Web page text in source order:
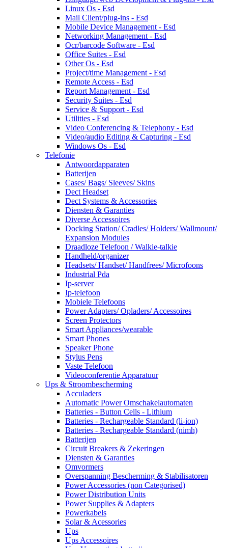
Linux Os - Esd
Mail Client/plug-ins - Esd
Mobile Device Management - Esd
Networking Management - Esd
Ocr/barcode Software - Esd
Office Suites - Esd
Other Os - Esd
Project/time Management - Esd
Remote Access - Esd
Report Management - Esd
Security Suites - Esd
Service & Support - Esd
Utilities - Esd
Video Conferencing & Telephony - Esd
Video/audio Editing & Capturing - Esd
Windows Os - Esd
Telefonie
Antwoordapparaten
Batterijen
Cases/ Bags/ Sleeves/ Skins
Dect Headset
Dect Systems & Accessories
Diensten & Garanties
Diverse Accessoires
Docking Station/ Cradles/ Holders/ Wallmount/
Expansion Modules
Draadloze Telefoon / Walkie-talkie
Handheld/organizer
Headsets/ Handset/ Handfrees/ Microfoons
Industrial Pda
Ip-server
Ip-telefoon
Mobiele Telefoons
Power Adapters/ Opladers/ Accessoires
Screen Protectors
Smart Appliances/wearable
Smart Phones
Speaker Phone
Stylus Pens
Vaste Telefoon
Videoconferentie Apparatuur
Ups & Stroombescherming
Acculaders
Automatic Power Omschakelautomaten
Batteries - Button Cells - Lithium
Batteries - Rechargeable Standard (li-ion)
Batteries - Rechargeable Standard (nimh)
Batterijen
Circuit Breakers & Zekeringen
Diensten & Garanties
Omvormers
Overspanning Bescherming & Stabilisatoren
Power Accessories (non Categorised)
Power Distribution Units
Power Supplies & Adapters
Powerkabels
Solar & Acessories
Ups
Ups Accessoires